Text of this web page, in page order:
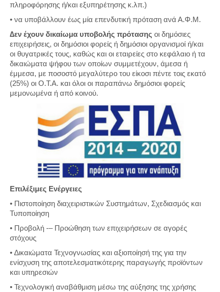
πληροφόρησης ή/και εξυπηρέτησης κ.λπ.)
• να υποβάλλουν έως μία επενδυτική πρόταση ανά Α.Φ.Μ.
∆εν έχουν δικαίωμα υποβολής πρότασης οι δημόσιες
επιχειρήσεις, οι δημόσιοι φορείς ή δημόσιοι οργανισμοί ή/και
οι θυγατρικές τους, καθώς και οι εταιρείες στο κεφάλαιο ή τα
δικαιώματα ψήφου των οποίων συμμετέχουν, άμεσα ή
έμμεσα, με ποσοστό μεγαλύτερο του είκοσι πέντε τοις εκατό
(25%) οι Ο.Τ.Α. και όλοι οι παραπάνω δημόσιοι φορείς
μεμονωμένα ή από κοινού.
Επιλέξιμες Ενέργειες
• Πιστοποίηση διαχειριστικών Συστημάτων, Σχεδιασμός και
Τυποποίηση
• Προβολή -– Προώθηση των επιχειρήσεων σε αγορές
στόχους
• ∆ικαιώματα Τεχνογνωσίας και αξιοποίησή της για την
ενίσχυση της αποτελεσματικότερης παραγωγής προϊόντων
και υπηρεσιών
• Τεχνολογική αναβάθμιση μέσω της αύξησης της χρήσης